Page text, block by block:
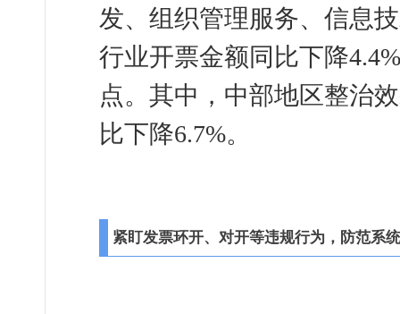
发、组织管理服务、信息
行业开票金额同比下降
点。其中，中部地区整治
比下降6.7%。
紧盯发票环开、对开等违规行为，防范系